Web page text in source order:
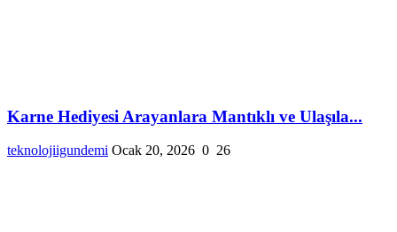
Karne Hediyesi Arayanlara Mantıklı ve Ulaşıla...
teknolojiigundemi Ocak 20, 2026 0 26